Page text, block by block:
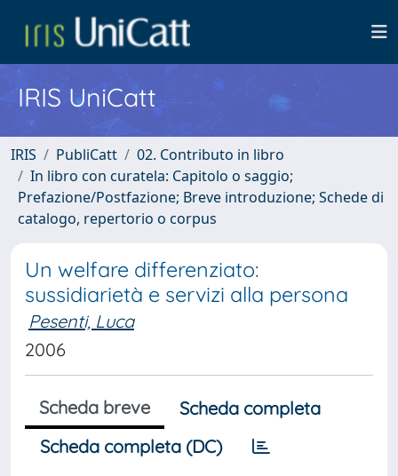
IRIS UniCatt
IRIS PubliCatt
02. Contributo in libro
In libro con curatela: Capitolo o saggio;
Prefazione/Postfazione; Breve introduzione; Schede di
catalogo, repertorio o corpus
Un welfare differenziato:
sussidiarietà e servizi alla persona
Pesenti, Luca
2006
Scheda breve
Scheda completa
Scheda completa (DC)